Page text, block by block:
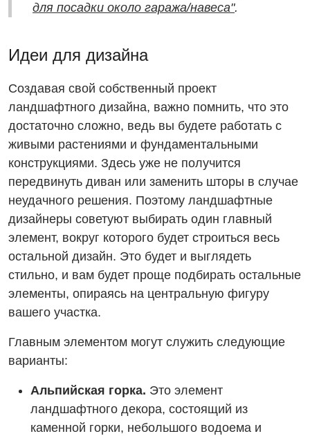
для посадки около гаража/навеса".
Идеи для дизайна
Создавая свой собственный проект
ландшафтного дизайна, важно помнить, что это
достаточно сложно, ведь вы будете работать с
живыми растениями и фундаментальными
конструкциями. Здесь уже не получится
передвинуть диван или заменить шторы в случае
неудачного решения. Поэтому ландшафтные
дизайнеры советуют выбирать один главный
элемент, вокруг которого будет строиться весь
остальной дизайн. Это будет и выглядеть
стильно, и вам будет проще подбирать остальные
элементы, опираясь на центральную фигуру
вашего участка.
Главным элементом могут служить следующие
варианты:
Альпийская горка. Это элемент
ландшафтного декора, состоящий из
каменной горки, небольшого водоема и